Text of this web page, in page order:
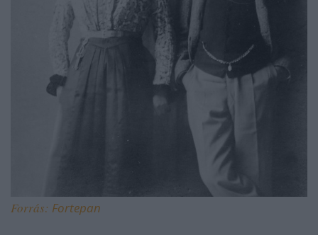
Forrás: Fortepan